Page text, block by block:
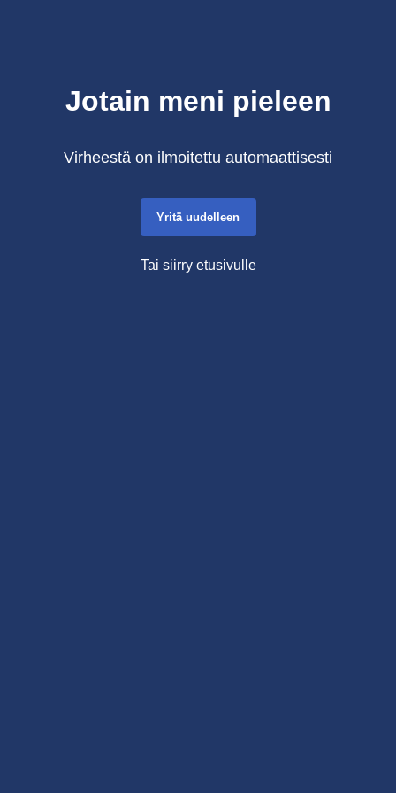
Jotain meni pieleen
Virheestä on ilmoitettu automaattisesti
Yritä uudelleen
Tai siirry etusivulle